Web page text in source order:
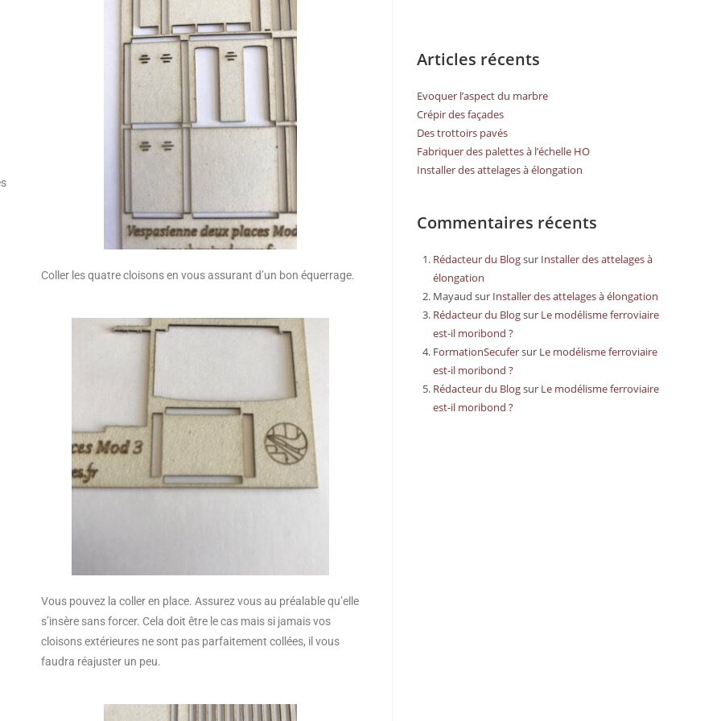
Coller les quatre cloisons en vous assurant d’un bon équerrage.
Vous pouvez la coller en place. Assurez vous au préalable qu’elle
s’insère sans forcer. Cela doit être le cas mais si jamais vos
cloisons extérieures ne sont pas parfaitement collées, il vous
faudra réajuster un peu.
Articles récents
Evoquer l’aspect du marbre
Crépir des façades
Des trottoirs pavés
Fabriquer des palettes à l’échelle HO
Installer des attelages à élongation
Commentaires récents
Rédacteur du Blogsur Installer des attelages à
élongation
Mayaud sur Installer des attelages à élongation
Rédacteur du Blogsur Le modélisme ferroviaire
est-il moribond ?
FormationSecufersur Le modélisme ferroviaire
est-il moribond ?
Rédacteur du Blogsur Le modélisme ferroviaire
est-il moribond ?